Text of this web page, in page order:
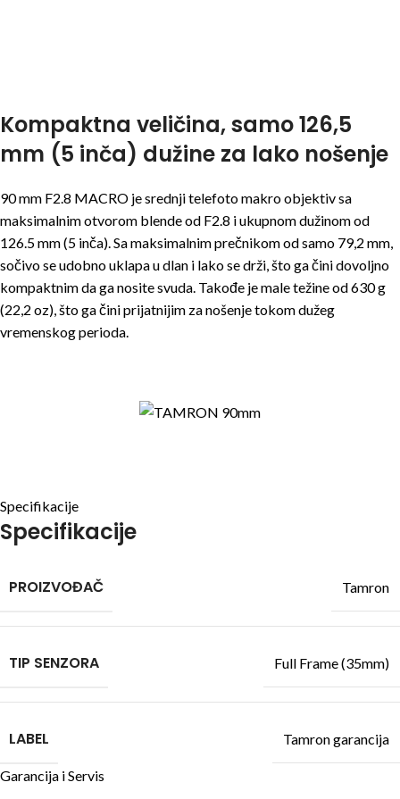
Kompaktna veličina, samo 126,5
mm (5 inča) dužine za lako nošenje
90 mm F2.8 MACRO je srednji telefoto makro objektiv sa
maksimalnim otvorom blende od F2.8 i ukupnom dužinom od
126.5 mm (5 inča). Sa maksimalnim prečnikom od samo 79,2 mm,
sočivo se udobno uklapa u dlan i lako se drži, što ga čini dovoljno
kompaktnim da ga nosite svuda. Takođe je male težine od 630 g
(22,2 oz), što ga čini prijatnijim za nošenje tokom dužeg
vremenskog perioda.
Specifikacije
Specifikacije
PROIZVOĐAČ Tamron
TIP SENZORA Full Frame (35mm)
LABEL Tamron garancija
Garancija i Servis